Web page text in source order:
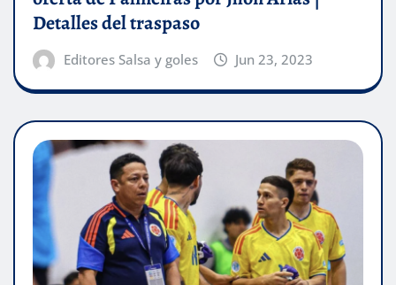
Detalles del traspaso
Editores Salsa y goles Jun 23, 2023